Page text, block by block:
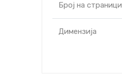
Број на страници
Димензија